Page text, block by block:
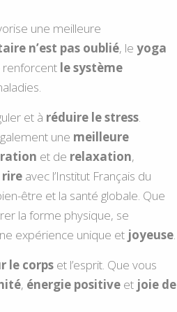
une meilleure
n’est pas oublié, le yoga
renforcent le système
et à réduire le stress.
une meilleure
et de relaxation,
avecl’Institut Français du
être et la santé globale. Que
la forme physique, se
expérience unique et joyeuse.
le corpset l’esprit. Que vous
, énergie positiveet joie de